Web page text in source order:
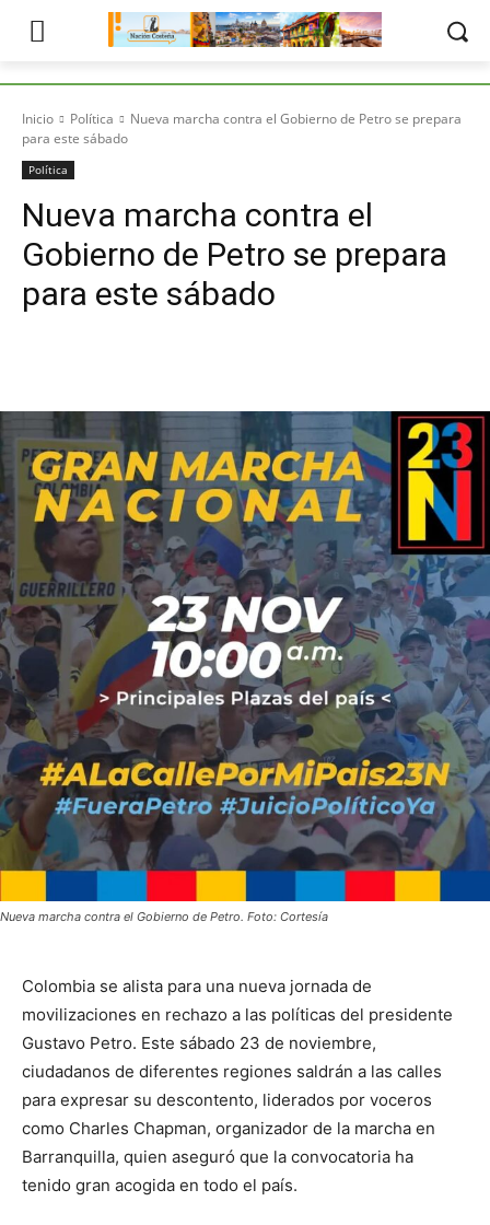
Inicio Política
Nueva marcha contra el Gobierno de Petro se prepara
para este sábado
Política
Nueva marcha contra el
Gobierno de Petro se prepara
para este sábado
Nueva marcha contra el Gobierno de Petro. Foto: Cortesía
Colombia se alista para una nueva jornada de
movilizaciones en rechazo a las políticas del presidente
Gustavo Petro. Este sábado 23 de noviembre,
ciudadanos de diferentes regiones saldrán a las calles
para expresar su descontento, liderados por voceros
como Charles Chapman, organizador de la marcha en
Barranquilla, quien aseguró que la convocatoria ha
tenido gran acogida en todo el país.